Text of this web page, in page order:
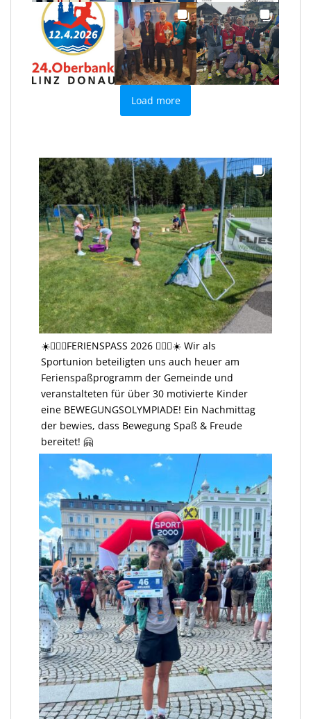
Load more
☀️🤸🏻‍♂️FERIENSPASS 2026 🤸🏻‍♂️☀️ Wir als
Sportunion beteiligten uns auch heuer am
Ferienspaßprogramm der Gemeinde und
veranstalteten für über 30 motivierte Kinder
eine BEWEGUNGSOLYMPIADE! Ein Nachmittag
der bewies, dass Bewegung Spaß & Freude
bereitet! 🤗